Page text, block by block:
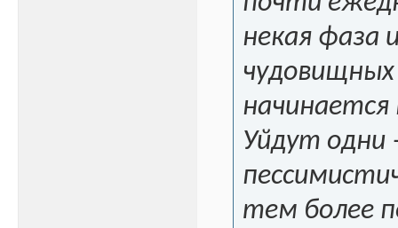
некая фаза
Уйдут одни
тем более